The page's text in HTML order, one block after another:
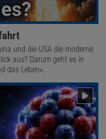
und die USA die moderne
aus? Darum geht es in
das Leben«.